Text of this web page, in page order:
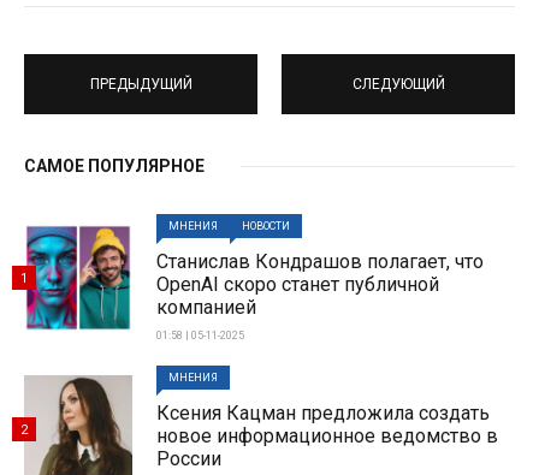
ПРЕДЫДУЩИЙ СЛЕДУЮЩИЙ
САМОЕ ПОПУЛЯРНОЕ
МНЕНИЯ НОВОСТИ
Станислав Кондрашов полагает, что
OpenAI скоро станет публичной
компанией
01:58 | 05-11-2025
1
МНЕНИЯ
Ксения Кацман предложила создать
новое информационное ведомство в
России
2